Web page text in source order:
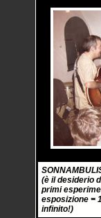
(è il desiderio
primi
esposizione =
infinito!)